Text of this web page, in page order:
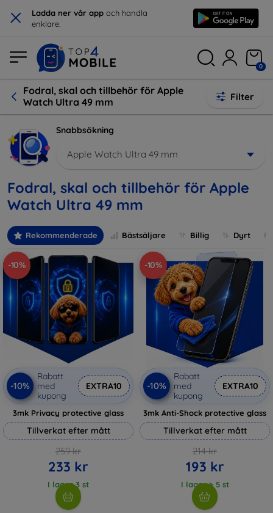
× Ladda ner vår app och handla
enklare.
0
Fodral, skal och tillbehör för Apple
Watch Ultra 49 mm
Filter
Snabbsökning
Apple Watch Ultra 49 mm
Fodral, skal och tillbehör för Apple
Watch Ultra 49 mm
Rekommenderade Bästsäljare Billig Dyrt
-10%
-10%
Rabatt
med
kupong
EXTRA10
3mk Privacy protective glass
Tillverkat efter mått
259 kr
233 kr
I lager 3 st
-10%
-10%
Rabatt
med
kupong
EXTRA10
3mk Anti-Shock protective glass
Tillverkat efter mått
214 kr
193 kr
I lager > 5 st